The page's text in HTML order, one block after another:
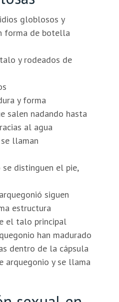
globlosos y
forma de botella
y rodeados de
y forma
salen nadando hasta
al agua
llaman
distinguen el pie,
siguen
estructura
el talo principal
han madurado
dentro de la cápsula
arquegonio y se llama